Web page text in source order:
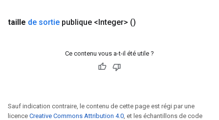
taille de sortie publique <Integer> ()
Ce contenu vous a-t-il été utile ?
Sauf indication contraire, le contenu de cette page est régi par une
licence Creative Commons Attribution 4.0, et les échantillons de code